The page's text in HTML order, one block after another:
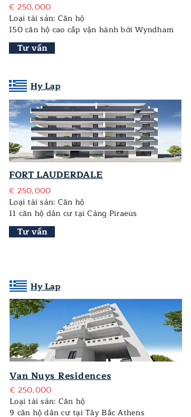
€ 250,000
Loại tài sản: Căn hộ
150 căn hộ cao cấp vận hành bởi Wyndham
Tư vấn
Hy Lạp
FORT LAUDERDALE
€ 250,000
Loại tài sản: Căn hộ
11 căn hộ dân cư tại Cảng Piraeus
Tư vấn
Hy Lạp
Van Nuys Residences
€ 250,000
Loại tài sản: Căn hộ
9 căn hộ dân cư tại Tây Bắc Athens